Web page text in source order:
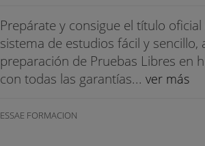
Prepárate y consigue el título
sistema de estudios fácil y
preparación de Pruebas Libres en
con todas las garantías... ver más
ESSAE FORMACION